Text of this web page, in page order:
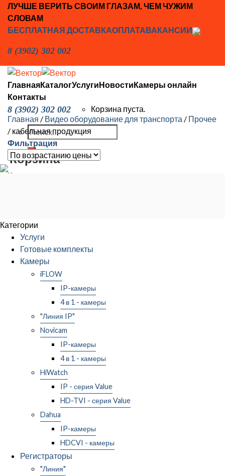
Skip
content
ЛУЧШЕ ВЕРИТЬ СВОИМ ГЛАЗАМ, ЧЕМ ЧУЖИМ
СЛОВАМ
БЕСПЛАТНАЯ ДОСТАВКАОПЛАТАВАКАНСИИ
8 (3902) 302 002
ГлавнаяКаталогУслугиНовостиКамеры онлайн
Контакты
8 (3902) 302 002 Корзина пуста.
Искать:
Корзина
Корзина пуста.
Главная / Видео оборудование для транспорта / Прочее
/ кабельная продукция
Фильтрация
Категории
Услуги
Готовые комплекты
Камеры
iFLOW
IP-камеры
4 в 1 - камеры
"Линия IP"
Novicam
IP-камеры
4 в 1 - камеры
HiWatch
IP - серия Value
HD-TVI - серия Value
Dahua
IP-камеры
HDCVI - камеры
Регистраторы
"Линия"